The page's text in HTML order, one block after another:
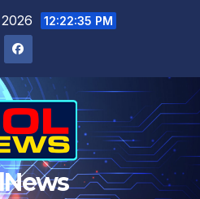
12:22:35 PM